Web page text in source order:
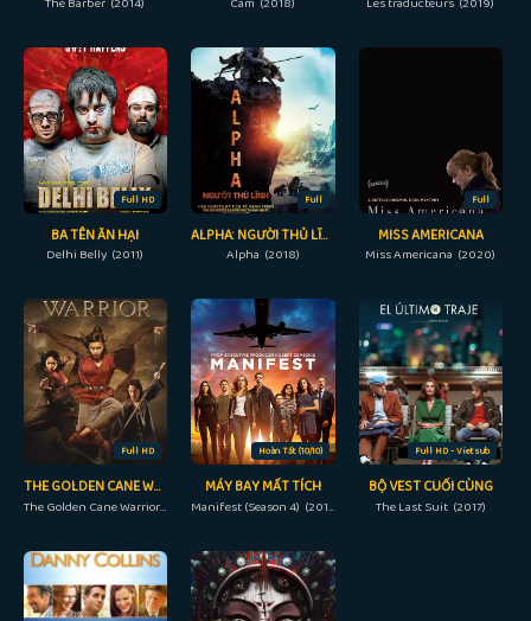
Full HD
BA TÊN ĂN HẠI
Delhi Belly (2011)
Full
ALPHA: NGƯỜI THỦ LĨNH
Alpha (2018)
Full
MISS AMERICANA
Miss Americana (2020)
Full HD
THE GOLDEN CANE WARRIOR
The Golden Cane Warrior (2014)
Hoàn Tất (10/10)
MÁY BAY MẤT TÍCH
Manifest (Season 4) (2018)
Full HD - Vietsub
BỘ VEST CUỐI CÙNG
The Last Suit (2017)